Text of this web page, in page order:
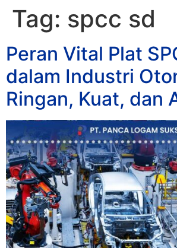
Tag: spcc sd
Peran Vital Plat
dalam Industri
Ringan, Kuat, dan